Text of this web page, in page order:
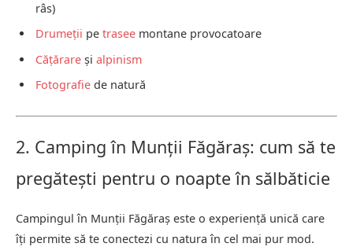
râs)
Drumeții pe trasee montane provocatoare
Cățărare și alpinism
Fotografie de natură
2. Camping în Munții Făgăraș: cum să te
pregătești pentru o noapte în sălbăticie
Campingul în Munții Făgăraș este o experiență unică care
îți permite să te conectezi cu natura în cel mai pur mod.